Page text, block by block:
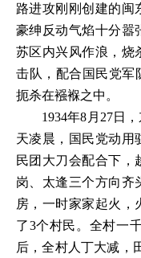
路进攻刚刚创建的闽
豪绅反动气焰十分嚣
苏区内兴风作浪，烧
击队，配合国民党军
扼杀在襁褓之中。
1934年8月27日
天凌晨，国民党动用
民团大刀会配合下，
岗、太逢三个方向齐
房，一时家家起火，
了3个村民。全村一
后，全村人丁大减，